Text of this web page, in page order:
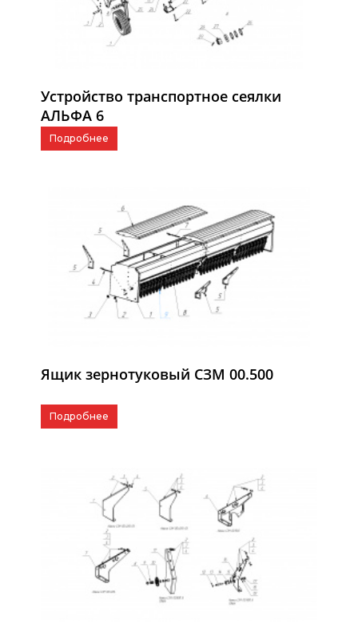
Устройство транспортное сеялки
АЛЬФА 6
Подробнее
Ящик зернотуковый СЗМ 00.500
Подробнее